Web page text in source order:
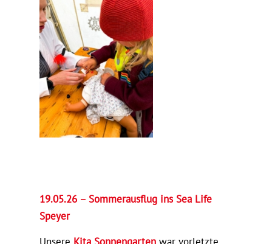
19.05.26 – Sommerausflug ins Sea Life
Speyer